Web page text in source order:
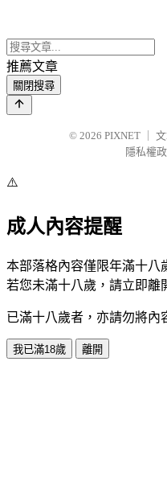
推薦文章
關閉搜尋
© 2026 PIXNET
隱私權
⚠️
成人內容提醒
本部落格內容僅限年滿十八
若您未滿十八歲，請立即離
已滿十八歲者，亦請勿將內
我已滿18歲 離開